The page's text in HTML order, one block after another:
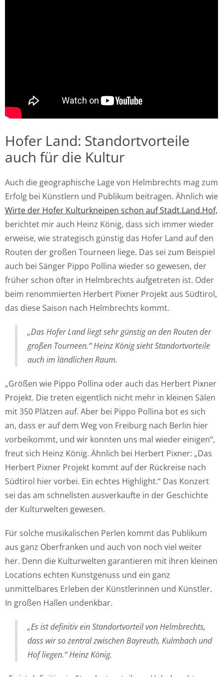
Hofer Land: Standortvorteile
auch für die Kultur
Auch die geographische Lage von Helmbrechts mag zum
Erfolg bei Künstlern und Publikum beitragen. Ähnlich wie
Wirte der Hofer Kulturkneipen schon auf Stadt.Land.Hof,
berichtet mir auch Heinz König, dass sich immer wieder
erweise, wie strategisch günstig das Hofer Land auf den
Routen der großen Tourneen liege. Das sei zum Beispiel
auch bei Sänger Pippo Pollina wieder so gewesen, der
früher schon öfter in Helmbrechts aufgetreten ist. Oder
beim renommierten Herbert Pixner Projekt aus Südtirol,
das diese Saison nach Helmbrechts kommt.
„Das Hofer Land liegt sehr günstig an den Routen der
großen Tourneen.“ Heinz König sieht Standortvorteile
auch im ländlichen Raum.
„Größen wie Pippo Pollina oder auch das Herbert Pixner
Projekt. Die treten eigentlich nicht mehr in kleinen Sälen
mit 350 Plätzen auf. Aber bei Pippo Pollina bot es sich
an, dass er auf dem Weg von Freiburg nach Berlin hier
vorbeikommt, und wir konnten uns mal wieder einigen“,
freut sich Heinz König. Ähnlich bei Herbert Pixner: „Das
Herbert Pixner Projekt kommt auf der Rückreise nach
Südtirol hier vorbei. Ein echtes Highlight.“ Das Konzert
sei das am schnellsten ausverkaufte in der Geschichte
der Kulturwelten gewesen.
Für solche musikalischen Perlen kommt das Publikum
aus ganz Oberfranken und auch von noch viel weiter
her. Denn die Kulturwelten garantieren mit ihren kleinen
Locations echten Kunstgenuss und ein ganz
unmittelbares Erleben der Künstlerinnen und Künstler.
In großen Hallen undenkbar.
„Es ist definitiv ein Standortvorteil von Helmbrechts,
dass wir so zentral zwischen Bayreuth, Kulmbach und
Hof liegen.“ Heinz König.